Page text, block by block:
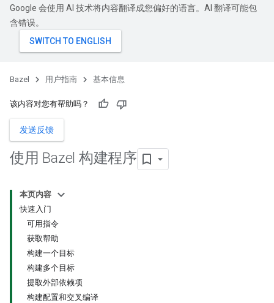
Google 会使用 AI 技术将内容翻译成您偏好的语言。AI 翻译可能包
含错误。
Bazel 用户指南 基本信息
该内容对您有帮助吗？
发送反馈
使用 Bazel 构建程序
本页内容
快速入门
可用指令
获取帮助
构建一个目标
构建多个目标
提取外部依赖项
构建配置和交叉编译